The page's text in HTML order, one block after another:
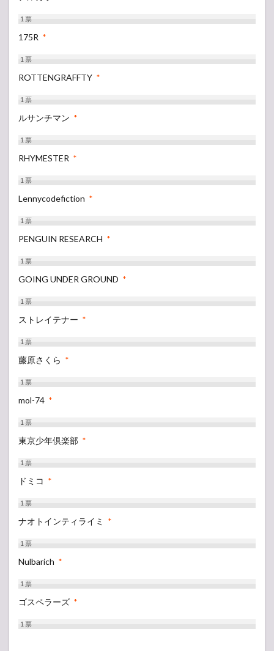
1票
175R *
1票
ROTTENGRAFFTY *
1票
ルサンチマン *
1票
RHYMESTER *
1票
Lennycodefiction *
1票
PENGUIN RESEARCH *
1票
GOING UNDER GROUND *
1票
ストレイテナー *
1票
藤原さくら *
1票
mol-74 *
1票
東京少年倶楽部 *
1票
ドミコ *
1票
ナオトインティライミ *
1票
Nulbarich *
1票
ゴスペラーズ *
1票